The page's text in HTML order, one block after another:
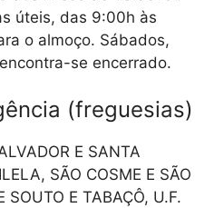
úteis, das 9:00h às
o almoço. Sábados,
se encerrado.
(freguesias)
E SANTA
SÃO COSME E SÃO
SOUTO E TABAÇÔ, U.F.